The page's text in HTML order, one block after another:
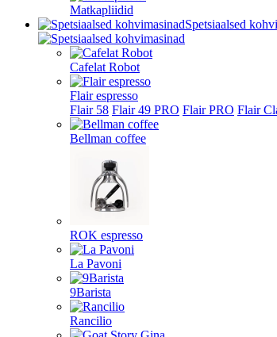
Matkapliidid
Spetsiaalsed
Cafelat Robot
Flair espresso
Flair 58 Flair 49 PRO Flair PRO Flair
Bellman coffee
ROK espresso
La Pavoni
9Barista
Rancilio